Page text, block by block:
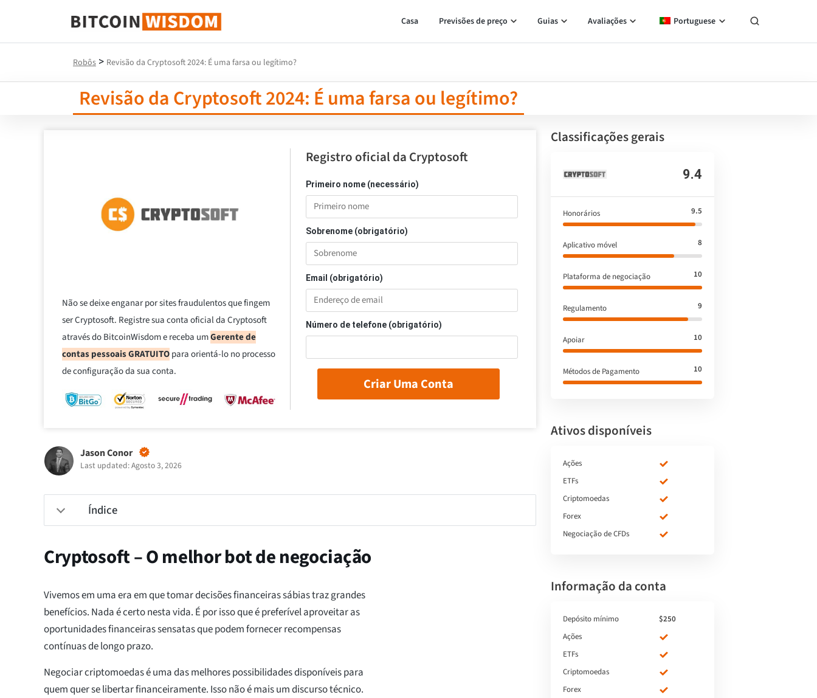
Sabedoria do Bitcoin
Casa Previsões de preço Guias Avaliações Portuguese
Robôs > Revisão da Cryptosoft 2024: É uma farsa ou legítimo?
Revisão da Cryptosoft 2024: É uma farsa ou legítimo?
Não se deixe enganar por sites fraudulentos que fingem
ser Cryptosoft. Registre sua conta oficial da Cryptosoft
através do BitcoinWisdom e receba umGerente de
contas pessoais GRATUITOpara orientá-lo no processo
de configuração da sua conta.
Registro oficial da Cryptosoft
Primeiro nome (necessário)
Sobrenome (obrigatório)
Email (obrigatório)
Número de telefone (obrigatório)
Criar Uma Conta
Jason Conor
Last updated: Agosto 3, 2026
Índice
Cryptosoft – O melhor bot de negociação
Vivemos em uma era em que tomar decisões financeiras sábias traz grandes
benefícios. Nada é certo nesta vida. É por isso que é preferível aproveitar as
oportunidades financeiras sensatas que podem fornecer recompensas
contínuas de longo prazo.
Negociar criptomoedas é uma das melhores possibilidades disponíveis para
quem quer se libertar financeiramente. Isso não é mais um discurso técnico.
Classificações gerais
9.4
Honorários 9.5
Aplicativo móvel 8
Plataforma de negociação 10
Regulamento 9
Apoiar 10
Métodos de Pagamento 10
Ativos disponíveis
Ações
ETFs
Criptomoedas
Forex
Negociação de CFDs
Informação da conta
Depósito mínimo
$250
Ações
ETFs
Criptomoedas
Forex